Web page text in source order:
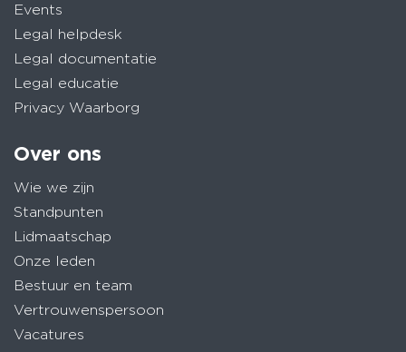
Events
Legal helpdesk
Legal documentatie
Legal educatie
Privacy Waarborg
Over ons
Wie we zijn
Standpunten
Lidmaatschap
Onze leden
Bestuur en team
Vertrouwenspersoon
Vacatures